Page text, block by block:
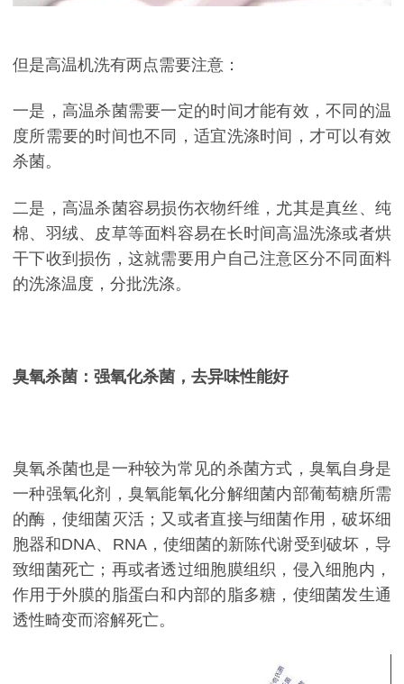
但是高温机洗有两点需要注意：
一是，高温杀菌需要一定的时间才能有效，不同的温
度所需要的时间也不同，适宜洗涤时间，才可以有效
杀菌。
二是，高温杀菌容易损伤衣物纤维，尤其是真丝、纯
棉、羽绒、皮草等面料容易在长时间高温洗涤或者烘
干下收到损伤，这就需要用户自己注意区分不同面料
的洗涤温度，分批洗涤。
臭氧杀菌：强氧化杀菌，去异味性能好
臭氧杀菌也是一种较为常见的杀菌方式，臭氧自身是
一种强氧化剂，臭氧能氧化分解细菌内部葡萄糖所需
的酶，使细菌灭活；又或者直接与细菌作用，破坏细
胞器和DNA、RNA，使细菌的新陈代谢受到破坏，导
致细菌死亡；再或者透过细胞膜组织，侵入细胞内，
作用于外膜的脂蛋白和内部的脂多糖，使细菌发生通
透性畸变而溶解死亡。